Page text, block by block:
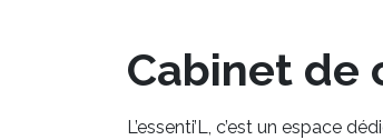
Cabinet de
L’essenti’L, c’est un espace